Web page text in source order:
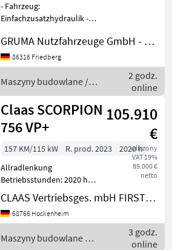
- Fahrzeug:
Einfachzusatzhydraulik -
Einfachzusatzhydraulik -
Gabelträger - Gabelzinken
Q-Fit-I, Magni Aufnahme -
Vollkabine, Türe links
GRUMA Nutzfahrzeuge GmbH - Staplertechnik
86316 Friedberg
Maszyny budowlane /
Magni
2 godz.
online
Claas SCORPION
756 VP+
105.910
€
wliczony
VAT 19%
89.000 €
netto
157 KM/115 kW R. prod. 2023
2020 h
Allradlenkung
Betriebsstunden: 2020 h
Bordcomputer
Druckluftbremse
Freisprecheinrichtung
Größe Frontbereifung:
CLAAS Vertriebsges. mbH FIRST CLAAS USED Center Hockenheim
68766 Hockenheim
Maszyny budowlane /
3 godz.
online